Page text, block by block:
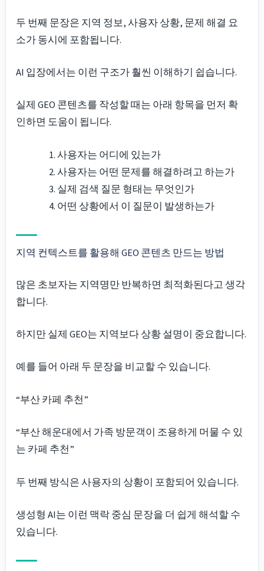
두 번째 문장은 지역 정보, 사용자 상황, 문제 해결 요
소가 동시에 포함됩니다.
AI 입장에서는 이런 구조가 훨씬 이해하기 쉽습니다.
실제 GEO 콘텐츠를 작성할 때는 아래 항목을 먼저 확
인하면 도움이 됩니다.
사용자는 어디에 있는가
사용자는 어떤 문제를 해결하려고 하는가
실제 검색 질문 형태는 무엇인가
어떤 상황에서 이 질문이 발생하는가
지역 컨텍스트를 활용해 GEO 콘텐츠 만드는 방법
많은 초보자는 지역명만 반복하면 최적화된다고 생각
합니다.
하지만 실제 GEO는 지역보다 상황 설명이 중요합니다.
예를 들어 아래 두 문장을 비교할 수 있습니다.
“부산 카페 추천”
“부산 해운대에서 가족 방문객이 조용하게 머물 수 있
는 카페 추천”
두 번째 방식은 사용자의 상황이 포함되어 있습니다.
생성형 AI는 이런 맥락 중심 문장을 더 쉽게 해석할 수
있습니다.